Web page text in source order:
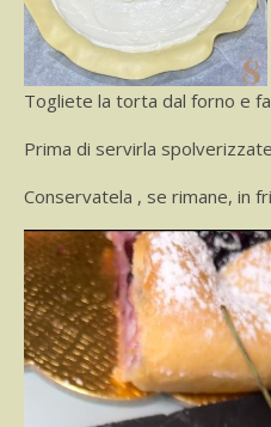
Togliete la torta dal forno e
Prima di servirla
Conservatela , se rimane, in